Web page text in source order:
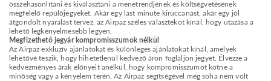
összehasonlítani és kiválasztani a menetrendjének és költségvetésének
megfelelő repülőjegyeket. Akár egy last minute kiruccanást, akár egy jól
átgondolt nyaralást tervez, az Airpaz széles választékot kínál, hogy utazása a
lehető legkényelmesebb legyen.
Megfizethető jegyár kompromisszumok nélkül
Az Airpaz exkluzív ajánlatokat és különleges ajánlatokat kínál, amelyek
lehetővé teszik, hogy hihetetlenül kedvező áron foglaljon jegyet. Élvezze a
kedvezményes árak előnyeit anélkül, hogy kompromisszumot kötne a
minőség vagy a kényelem terén. Az Airpaz segítségével még soha nem volt